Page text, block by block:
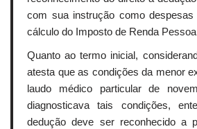
com sua instrução como
cálculo do Imposto de Renda
Quanto ao termo inicial,
atesta que as condições da menor
laudo médico particular de
diagnosticava tais condições,
dedução deve ser reconhecido a